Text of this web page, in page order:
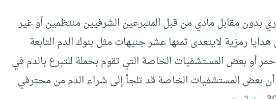
بدون مقابل مادي من قبل المتبرعين الشرفيين منتظمين أو غير
رمزية لايتعدى ثمنها عشر جنيهات مثل بنوك الدم التابعة
أو بعض المستشفيات الخاصة التي تقوم بحملة للتبرع بالدم في
أن بعض المستشفيات الخاصة قد تلجأ إلى شراء الدم من محترفي